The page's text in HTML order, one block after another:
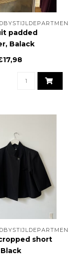
padded
Balack
short